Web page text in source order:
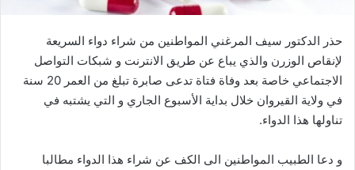
حذر الدكتور سيف المرغني المواطنين من شراء دواء السريعة
لإنقاص الوزرن والذي يباع عن طريق الانترنت و شبكات التواصل
الاجتماعي خاصة بعد وفاة فتاة تدعى صابرة تبلغ من العمر 20 سنة
في ولاية القيروان خلال بداية الأسبوع الجاري و التي يشتبه في
تناولها هذا الدواء.
و دعا الطبيب المواطنين الى الكف عن شراء هذا الدواء مطالبا